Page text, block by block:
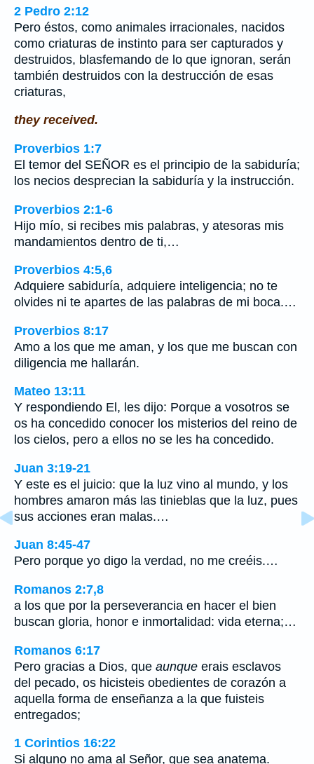
2 Pedro 2:12
Pero éstos, como animales irracionales, nacidos
como criaturas de instinto para ser capturados y
destruidos, blasfemando de lo que ignoran, serán
también destruidos con la destrucción de esas
criaturas,
they received.
Proverbios 1:7
El temor del SEÑOR es el principio de la sabiduría;
los necios desprecian la sabiduría y la instrucción.
Proverbios 2:1-6
Hijo mío, si recibes mis palabras, y atesoras mis
mandamientos dentro de ti,…
Proverbios 4:5,6
Adquiere sabiduría, adquiere inteligencia; no te
olvides ni te apartes de las palabras de mi boca.…
Proverbios 8:17
Amo a los que me aman, y los que me buscan con
diligencia me hallarán.
Mateo 13:11
Y respondiendo El, les dijo: Porque a vosotros se
os ha concedido conocer los misterios del reino de
los cielos, pero a ellos no se les ha concedido.
Juan 3:19-21
Y este es el juicio: que la luz vino al mundo, y los
hombres amaron más las tinieblas que la luz, pues
sus acciones eran malas.…
Juan 8:45-47
Pero porque yo digo la verdad, no me creéis.…
Romanos 2:7,8
a los que por la perseverancia en hacer el bien
buscan gloria, honor e inmortalidad: vida eterna;…
Romanos 6:17
Pero gracias a Dios, que aunque erais esclavos
del pecado, os hicisteis obedientes de corazón a
aquella forma de enseñanza a la que fuisteis
entregados;
1 Corintios 16:22
Si alguno no ama al Señor, que sea anatema.